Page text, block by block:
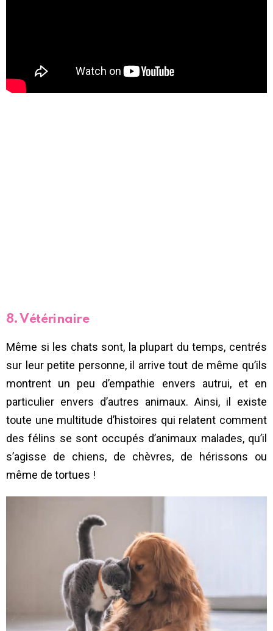
8. Vétérinaire
Même si les chats sont, la plupart du temps, centrés
sur leur petite personne, il arrive tout de même qu’ils
montrent un peu d’empathie envers autrui, et en
particulier envers d’autres animaux. Ainsi, il existe
toute une multitude d’histoires qui relatent comment
des félins se sont occupés d’animaux malades, qu’il
s’agisse de chiens, de chèvres, de hérissons ou
même de tortues !